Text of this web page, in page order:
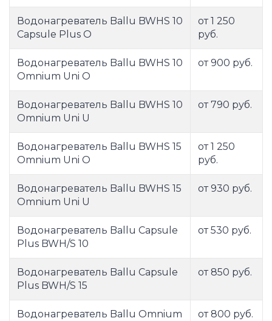
Водонагреватель Ballu BWHS 10
Capsule Plus O
от 1 250
руб.
Водонагреватель Ballu BWHS 10
Omnium Uni O
от 900 руб.
Водонагреватель Ballu BWHS 10
Omnium Uni U
от 790 руб.
Водонагреватель Ballu BWHS 15
Omnium Uni O
от 1 250
руб.
Водонагреватель Ballu BWHS 15
Omnium Uni U
от 930 руб.
Водонагреватель Ballu Capsule
Plus BWH/S 10
от 530 руб.
Водонагреватель Ballu Capsule
Plus BWH/S 15
от 850 руб.
Водонагреватель Ballu Omnium
от 800 руб.